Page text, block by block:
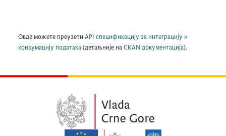
Овде можете преузети API спецификацију за интеграцију и
конзумацију података (детаљније на CKAN документација).